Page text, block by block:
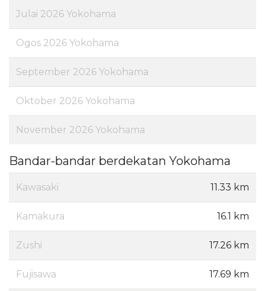
Julai 2026 Yokohama
Ogos 2026 Yokohama
September 2026 Yokohama
Oktober 2026 Yokohama
November 2026 Yokohama
Bandar-bandar berdekatan Yokohama
Kawasaki 11.33 km
Kamakura 16.1 km
Zushi 17.26 km
Fujisawa 17.69 km